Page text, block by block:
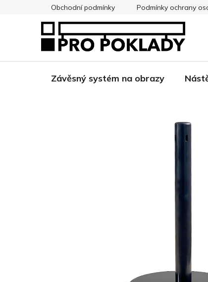
Obchodní podmínky Podmínky ochrany
Závěsný systém na obrazy